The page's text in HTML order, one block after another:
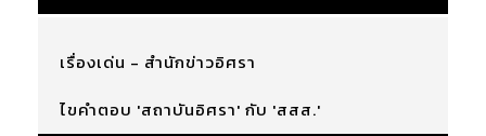
เรื่องเด่น - สำนักข่าวอิศรา
ไขคำตอบ 'สถาบันอิศรา' กับ 'สสส.'